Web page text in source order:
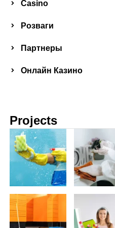
Сasino
Розваги
Партнеры
Онлайн Казино
Projects